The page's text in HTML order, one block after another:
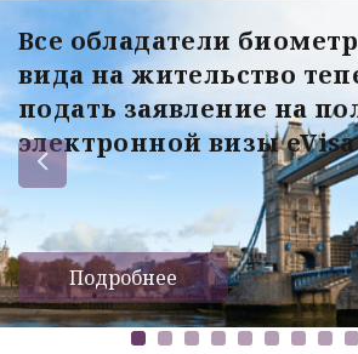
Все обладатели
вида на жительство
подать заявление на
электронной визы eVisa
Подробнее